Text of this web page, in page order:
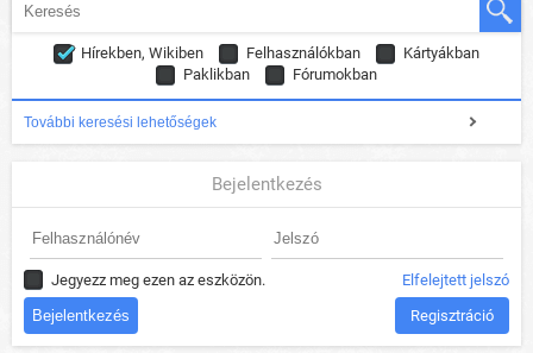
Hírekben, Wikiben Felhasználókban
Kártyákban
Paklikban
Fórumokban
További keresési lehetőségek
Bejelentkezés
Jegyezz meg ezen az eszközön. Elfelejtett jelszó
Regisztráció